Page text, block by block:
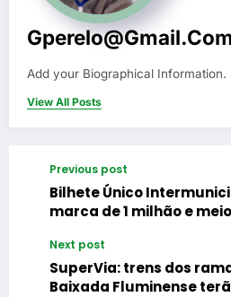
Add your Biographical Information.
View All Posts
Previous post
Bilhete Único
marca de 1 milhão e
Next post
SuperVia: trens dos
Baixada Fluminense